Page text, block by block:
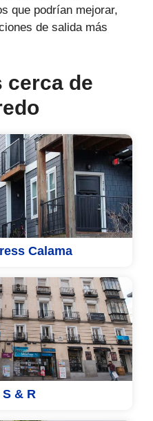
que podrían mejorar,
de salida más
cerca de
Calama
& R